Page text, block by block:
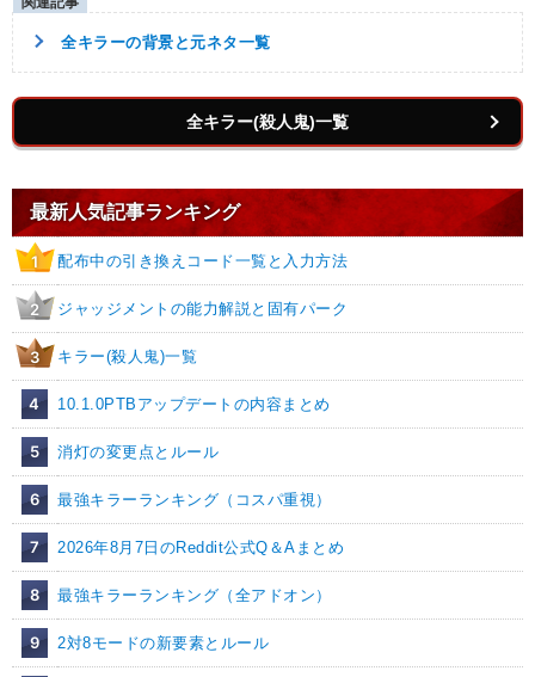
全キラーの背景と元ネタ一覧
全キラー(殺人鬼)一覧
最新人気記事ランキング
1 配布中の引き換えコード一覧と入力方法
2 ジャッジメントの能力解説と固有パーク
3 キラー(殺人鬼)一覧
4 10.1.0PTBアップデートの内容まとめ
5 消灯の変更点とルール
6 最強キラーランキング（コスパ重視）
7 2026年8月7日のReddit公式Q＆Aまとめ
8 最強キラーランキング（全アドオン）
9 2対8モードの新要素とルール